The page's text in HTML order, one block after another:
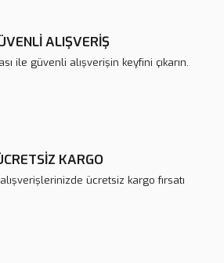
bilgiler bulunuyor.
ALIŞVERİŞ
ile güvenli alışverişin keyfini çıkarın.
KARGO
ücretsiz kargo fırsatı